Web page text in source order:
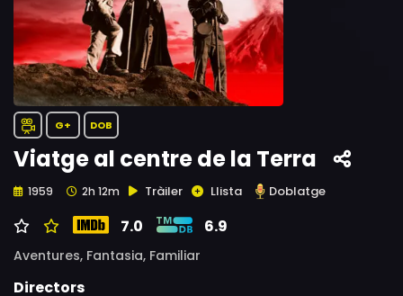
G+ DOB
Viatge al centre de la Terra
1959 2h 12m Tràiler Llista Doblatge
7.0 6.9
Aventures, Fantasia, Familiar
Directors